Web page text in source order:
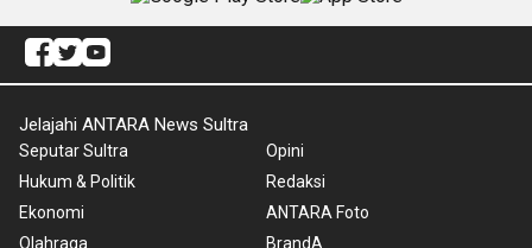
Jelajahi ANTARA News Sultra
Seputar Sultra
Hukum & Politik
Ekonomi
Olahraga
Opini
Redaksi
ANTARA Foto
BrandA